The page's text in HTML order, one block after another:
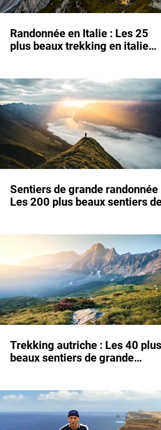
Randonnée en Italie : Les 25
plus beaux trekking en italie
Sentiers de grande randonnée :
Les 200 plus beaux sentiers de
Trekking autriche : Les 40 plus
beaux sentiers de grande